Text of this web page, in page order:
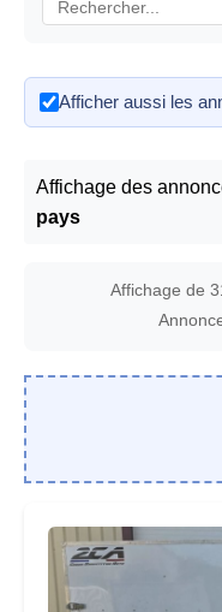
Afficher aussi les
Affichage des
pays
Affichage de